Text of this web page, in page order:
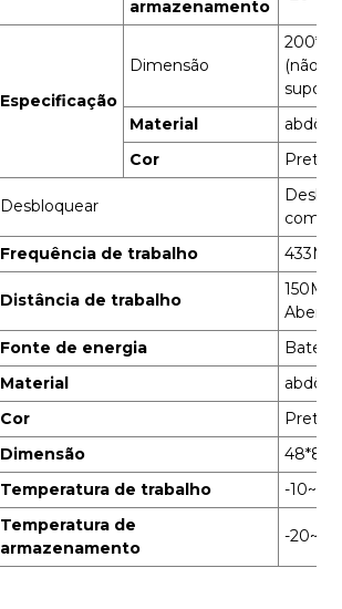
armazenamento
Especificação
Dimensão
(não
Material
Cor
Preto
Desbloquear
com
Frequência de trabalho
Distância de trabalho
150M
Aberto)
Fonte de energia
Bateria
Material
Cor
Preto
Dimensão
Temperatura de trabalho
-
Temperatura de
armazenamento
-